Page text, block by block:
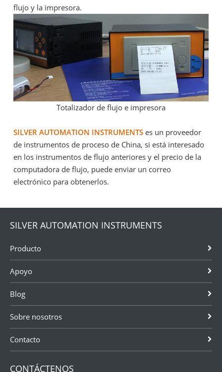
flujo y la impresora.
Totalizador de flujo e impresora
SILVER AUTOMATION INSTRUMENTS es un proveedor
de instrumentos de proceso de China, si está interesado
en los instrumentos de flujo anteriores y el precio de la
computadora de flujo, puede enviar un correo
electrónico para obtenerlos.
SILVER AUTOMATION INSTRUMENTS
Producto
Apoyo
Blog
Sobre nosotros
Contacto
CONTÁCTENOS